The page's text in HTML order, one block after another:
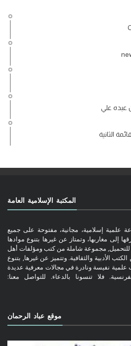
عبده علي
الثانية
المكتبة الإسلامية العامة
علمية إسلامية، مجانية، مفتوحة على جميع
إلى مغاربها، وتمتاز عن غيرها بتنوع موادها
للتحميل, مجموعة شاملة من كتب ومؤلفات أهل
الأدبية والثقافية. وتتميز عن غيرها, بتنوع
نفيسة ونادرة في مجالات معرفية عديدة
فلا تنسونا بالدعاء. للتواصل معنا:
موقع عباد الرحمان